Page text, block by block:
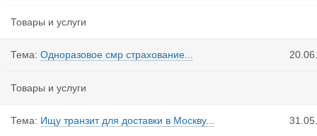
Товары и услуги
Тема: Одноразовое смр страхование...
Товары и услуги
Тема: Ищу транзит для доставки в Москву...